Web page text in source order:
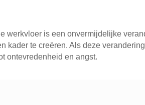
werkvloer is een onvermijdelijke
kader te creëren. Als deze
ontevredenheid en angst.